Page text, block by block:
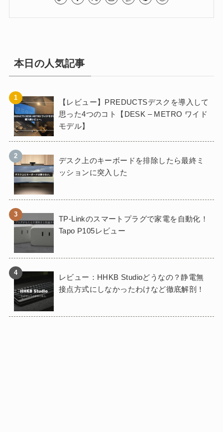
本日の人気記事
【レビュー】PREDUCTSデスクを導入して
思った4つのコト【DESK – METRO ワイド
モデル】
デスク上のキーボードを排除したら最終ミ
ッションに突入した
TP-Linkのスマートプラグで家電を自動化！
Tapo P105レビュー
レビュー：HHKB Studioどうなの？静電無
接点方式にしなかったわけなど徹底解剖！